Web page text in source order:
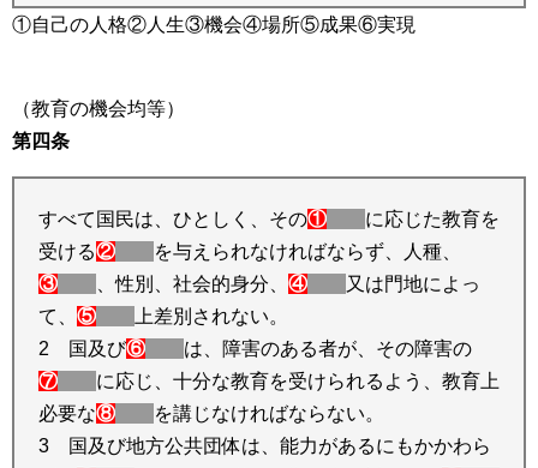
①自己の人格②人生③機会④場所⑤成果⑥実現
（教育の機会均等）
第四条
すべて国民は、ひとしく、その①
に応じた教育を
受ける②
を与えられなければならず、人種、
③
、性別、社会的身分、 ④
又は門地によっ
て、 ⑤
上差別されない。
2 国及び⑥
は、障害のある者が、その障害の
⑦
に応じ、十分な教育を受けられるよう、教育上
必要な⑧
を講じなければならない。
3 国及び地方公共団体は、能力があるにもかかわら